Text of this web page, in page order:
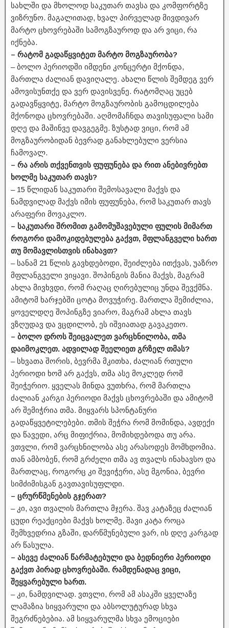
სახლში და მხოლოდ საკუთარ თავსა და კომფორტზე
ვიზრუნო. მაგალითად, ხვალ პირველად მივდივარ
მარტო ცხოვრებაში სამოგზაუროდ და არ ვიცი, რა
იქნება.
– რატომ გადაწყვიტეთ მარტო მოგზაურობა?
– ბოლო პერიოდში იმდენი კონცერტი მქონდა,
მართლა ძალიან დავიღალე. ახალი წლის შემდეგ ვერ
ამოვისუნთქე და ვერ დავისვენე. რატომღაც უცებ
გადავწყვიტე, მარტო მოგზაურობის გამოცდილება
მქონოდა ცხოვრებაში. აღმომაჩნდა თავისუფალი სამი
დღე და მაშინვე დავგეგმე. ზუსტად ვიცი, რომ ამ
მოგზაურობიდან ბევრად განახლებული ვერსია
ჩამოვალ.
– რა არის თქვენთვის ფუფუნება და რით ანებივრებთ
ხოლმე საკუთარ თავს?
– 15 წლიდან საკუთარი შემოსავალი მაქვს და
ნამდვილად მაქვს იმის ფუფუნება, რომ საკუთარ თავს
არაფერი მოვაკლო.
– საკუთარი შრომით გამომუშავებული ფულის მიმართ
როგორი დამოკიდებულება გაქვთ, მფლანგველი ხართ
თუ მომავლისთვის ინახავთ?
– სანამ 21 წლის გავხდებოდი, შეიძლება ითქვას, უაზრო
მფლანგველი ვიყავი. შოპინგის მანია მაქვს, მაგრამ
ახლა მივხვდი, რომ რაღაც ღირებულიც უნდა შევქმნა.
ამიტომ ხარჯებში ცოტა მოვუჭირე. მართლა შემიძლია,
ყოველდღე შოპინგზე ვიარო, მაგრამ ახლა თავს
ვზღუდავ და ვცდილობ, ეს იშვიათად გავაკეთო.
– ბოლო დროს შეიცვალეთ ვარცხნილობა, თმა
დაიმოკლეთ. ადვილად შეელიეთ გრზელ თმას?
– სხვათა შორის, ბევრმა მკითხა, ძალიან რთული
პერიოდი ხომ არ გაქვს, თმა ასე მოკლედ რომ
შეიჭერიო. ყველას მინდა ვუთხრა, რომ მართლა
ძალიან კარგი პერიოდი მაქვს ცხოვრებაში და ამიტომ
არ შემიჭრია თმა. მიყვარს სპონტანური
გადაწყვეტილებები. თმის შეჭრა რომ მომინდა, ავდექი
და წავედი, არც მიფიქრია, მომიხდებოდა თუ არა.
ვთვლი, რომ ვარცხნილობა ასე არასოდეს მომხდომია.
თან ამბობენ, რომ გრძელი თმა ავ თვალს ინახავსო და
მართლაც, როგორც კი შევიჭერი, ასე მგონია, ბევრი
სიმძიმისგან გავთავისუფლდი.
– ცრურწმენების გჯერათ?
– კი, ავი თვალის მართლა მჯერა. შავ კატაზეც ძალიან
ცუდი რეაქციები მაქვს ხოლმე. შავი კატა როცა
შემხვედრია გზაში, დარწმუნებული ვარ, ის დღე კარგად
არ წასულა.
– ასევე ძალიან წარმატებული და ბედნიერი პერიოდი
გაქვთ პირად ცხოვრებაში. რამდენადაც ვიცი,
შეყვარებული ხართ.
– კი, ნამდვილად. ვთვლი, რომ ამ ასაკში ყველაზე
ლამაზია სიყვარული და აბსოლუტურად სხვა
შეგრძნებებია. ამ სიყვარულმა სხვა ემოციები